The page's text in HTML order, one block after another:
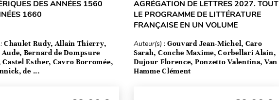
DES ANNÉES 1560
1660
Chaulet Rudy, Allain Thierry,
Bernard de Dompsure
Castel Esther, Cavro Borromée,
de ...
AGRÉGATION DE LETTRES 2027. TOUT
LE PROGRAMME DE LITTÉRATURE
FRANÇAISE EN UN VOLUME
Auteur(s) : Gouvard Jean-Michel, Caro
Sarah, Conche Maxime, Corbellari Alain,
Dujour Florence, Ponzetto Valentina, Van
Hamme Clément